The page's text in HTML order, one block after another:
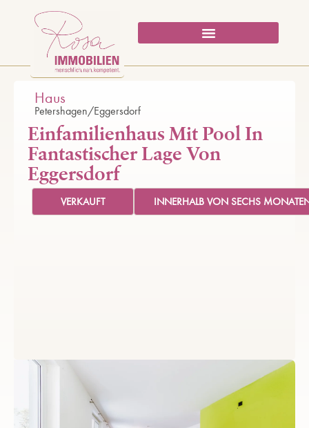
Petershagen/Eggersdorf
Haus
Einfamilienhaus Mit Pool In
Fantastischer Lage Von
Eggersdorf
VERKAUFT INNERHALB VON SECHS